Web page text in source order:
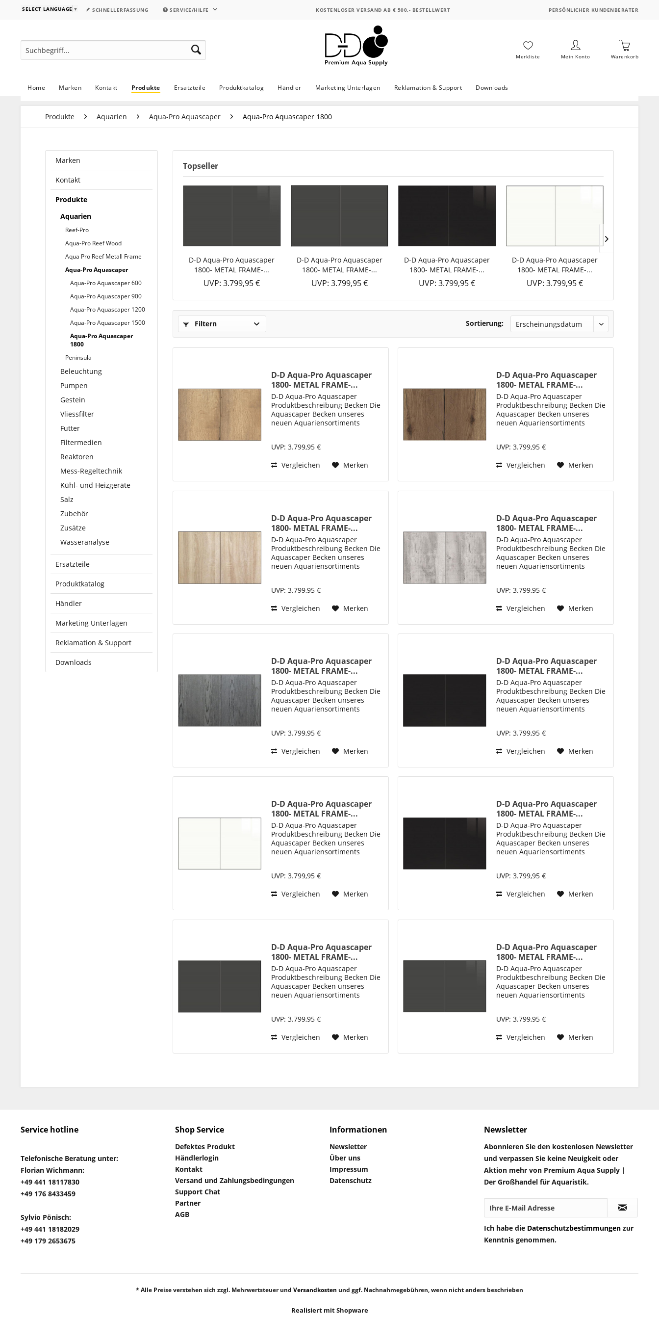
SELECT LANGUAGE ▼ SCHNELLERFASSUNG SERVICE/HILFE KOSTENLOSER VERSAND AB € 500,- BESTELLWERT PERSÖNLICHER KUNDENBERATER
Merkliste Mein Konto Warenkorb
Home Marken Kontakt Produkte Ersatzteile Produktkatalog Händler Marketing Unterlagen Reklamation & Support Downloads
Produkte Aquarien Aqua-Pro Aquascaper Aqua-Pro Aquascaper 1800
Marken
Kontakt
Produkte
Aquarien
Reef-Pro
Aqua-Pro Reef Wood
Aqua Pro Reef Metall Frame
Aqua-Pro Aquascaper
Aqua-Pro Aquascaper 600
Aqua-Pro Aquascaper 900
Aqua-Pro Aquascaper 1200
Aqua-Pro Aquascaper 1500
Aqua-Pro Aquascaper
1800
Peninsula
Beleuchtung
Pumpen
Gestein
Vliessfilter
Futter
Filtermedien
Reaktoren
Mess-Regeltechnik
Kühl- und Heizgeräte
Salz
Zubehör
Zusätze
Wasseranalyse
Ersatzteile
Produktkatalog
Händler
Marketing Unterlagen
Reklamation & Support
Downloads
Topseller
D-D Aqua-Pro Aquascaper
1800- METAL FRAME-...
UVP: 3.799,95 €
D-D Aqua-Pro Aquascaper
1800- METAL FRAME-...
UVP: 3.799,95 €
D-D Aqua-Pro Aquascaper
1800- METAL FRAME-...
UVP: 3.799,95 €
D-D Aqua-Pro Aquascaper
1800- METAL FRAME-...
UVP: 3.799,95 €
Filtern Sortierung:
D-D Aqua-Pro Aquascaper
1800- METAL FRAME-...
D-D Aqua-Pro Aquascaper
Produktbeschreibung Becken Die
Aquascaper Becken unseres
neuen Aquariensortiments
ein perfektes Design für die
von...
UVP: 3.799,95 €
Vergleichen
Merken
D-D Aqua-Pro Aquascaper
1800- METAL FRAME-...
D-D Aqua-Pro Aquascaper
Produktbeschreibung Becken Die
Aquascaper Becken unseres
neuen Aquariensortiments
ein perfektes Design für die
von...
UVP: 3.799,95 €
Vergleichen
Merken
D-D Aqua-Pro Aquascaper
1800- METAL FRAME-...
D-D Aqua-Pro Aquascaper
Produktbeschreibung Becken Die
Aquascaper Becken unseres
neuen Aquariensortiments
ein perfektes Design für die
von...
UVP: 3.799,95 €
Vergleichen
Merken
D-D Aqua-Pro Aquascaper
1800- METAL FRAME-...
D-D Aqua-Pro Aquascaper
Produktbeschreibung Becken Die
Aquascaper Becken unseres
neuen Aquariensortiments
ein perfektes Design für die
von...
UVP: 3.799,95 €
Vergleichen
Merken
D-D Aqua-Pro Aquascaper
1800- METAL FRAME-...
D-D Aqua-Pro Aquascaper
Produktbeschreibung Becken Die
Aquascaper Becken unseres
neuen Aquariensortiments
ein perfektes Design für die
von...
UVP: 3.799,95 €
Vergleichen
Merken
D-D Aqua-Pro Aquascaper
1800- METAL FRAME-...
D-D Aqua-Pro Aquascaper
Produktbeschreibung Becken Die
Aquascaper Becken unseres
neuen Aquariensortiments
ein perfektes Design für die
von...
UVP: 3.799,95 €
Vergleichen
Merken
D-D Aqua-Pro Aquascaper
1800- METAL FRAME-...
D-D Aqua-Pro Aquascaper
Produktbeschreibung Becken Die
Aquascaper Becken unseres
neuen Aquariensortiments
ein perfektes Design für die
von...
UVP: 3.799,95 €
Vergleichen
Merken
D-D Aqua-Pro Aquascaper
1800- METAL FRAME-...
D-D Aqua-Pro Aquascaper
Produktbeschreibung Becken Die
Aquascaper Becken unseres
neuen Aquariensortiments
ein perfektes Design für die
von...
UVP: 3.799,95 €
Vergleichen
Merken
D-D Aqua-Pro Aquascaper
1800- METAL FRAME-...
D-D Aqua-Pro Aquascaper
Produktbeschreibung Becken Die
Aquascaper Becken unseres
neuen Aquariensortiments
ein perfektes Design für die
von...
UVP: 3.799,95 €
Vergleichen
Merken
D-D Aqua-Pro Aquascaper
1800- METAL FRAME-...
D-D Aqua-Pro Aquascaper
Produktbeschreibung Becken Die
Aquascaper Becken unseres
neuen Aquariensortiments
ein perfektes Design für die
von...
UVP: 3.799,95 €
Vergleichen
Merken
Service hotline
Telefonische Beratung unter:
Florian Wichmann:
+49 441 18117830
+49 176 8433459
Sylvio Pönisch:
+49 441 18182029
+49 179 2653675
Shop Service
Defektes Produkt
Händlerlogin
Kontakt
Versand und Zahlungsbedingungen
Support Chat
Partner
AGB
Informationen
Newsletter
Über uns
Impressum
Datenschutz
Newsletter
Abonnieren Sie den kostenlosen Newsletter
und verpassen Sie keine Neuigkeit oder
Aktion mehr von Premium Aqua Supply |
Der Großhandel für Aquaristik.
Ich habe die Datenschutzbestimmungen zur
Kenntnis genommen.
* Alle Preise verstehen sich zzgl. Mehrwertsteuer und Versandkosten und ggf. Nachnahmegebühren, wenn nicht anders beschrieben
Realisiert mit Shopware